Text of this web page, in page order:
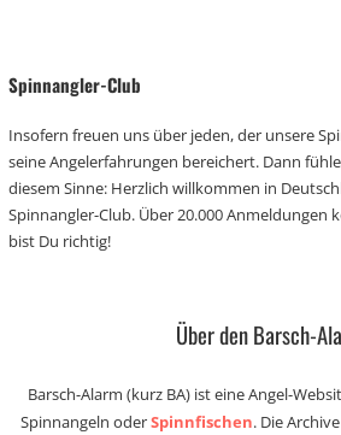
Spinnangler-Club
Insofern freuen uns über jeden, der unsere
seine Angelerfahrungen bereichert. Dann
diesem Sinne: Herzlich willkommen in
Spinnangler-Club. Über 20.000 Anmeldungen
bist Du richtig!
Über den Barsch-
Barsch-Alarm (kurz BA) ist eine Angel-
Spinnangeln oderSpinnfischen. Die